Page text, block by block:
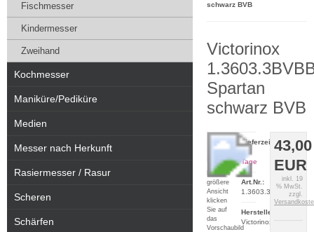
schwarz BVB
Victorinox
Spartan
schwarz BVB
Für eine
größere
Ansicht
klicken
Sie auf
das
Vorschaubild
43,00
EUR
inkl. 19
% MwSt.
zzgl.
Lieferzeit:
2-5
Tage
Art.Nr.:
1.3603.3BVBB1
Hersteller:
Victorinox
Fischmesser
Kindermesser
Zweihand
Kochmesser
Maniküre/Pediküre
Medien
Messer nach Herkunft
Rasiermesser / Rasur
Scheren
Schärfen